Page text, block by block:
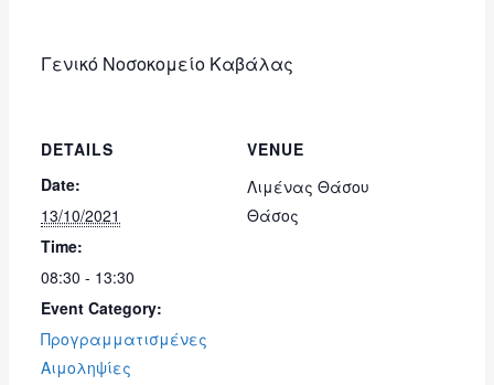
Γενικό Νοσοκομείο Καβάλας
DETAILS
Date:
13/10/2021
Time:
08:30 - 13:30
Event Category:
Προγραμματισμένες
Αιμοληψίες
VENUE
Λιμένας Θάσου
Θάσος